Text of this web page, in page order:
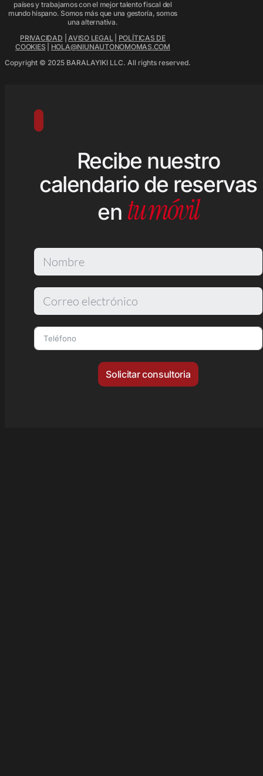
países y trabajamos con el mejor talento fiscal del
mundo hispano. Somos más que una gestoría, somos
una alternativa.
PRIVACIDAD |AVISO LEGAL| POLÍTICAS DE
COOKIES
HOLA@NIUNAUTONOMOMAS.COM
Copyright © 2025 BARALAYIKI LLC. All rights reserved.
Recibe nuestro
calendario de reservas
en tu móvil
Solicitar consultoria